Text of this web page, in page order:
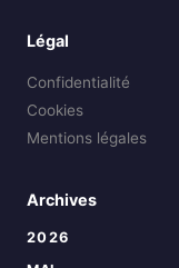
Légal
Confidentialité
Cookies
Mentions légales
Archives
2026